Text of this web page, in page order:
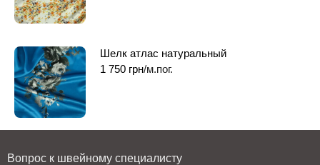
Шелк атлас натуральный
1 750 грн/м.пог.
Вопрос к швейному специалисту